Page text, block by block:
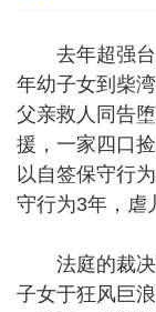
去年超强台
年幼子女到柴
父亲救人同告
援，一家四口
以自签保守行
守行为3年，虐
法庭的裁决
子女于狂风巨